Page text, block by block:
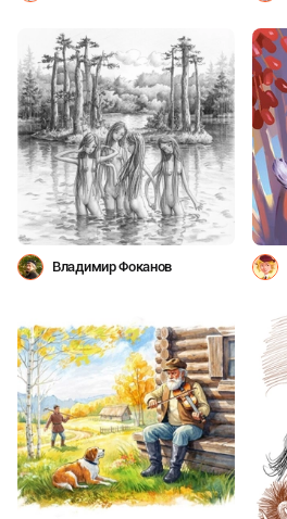
Владимир Фоканов